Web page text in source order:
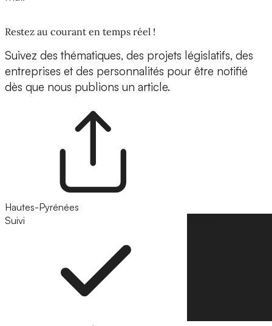
Restez au courant en temps réel !
Suivez des thématiques, des projets législatifs, des
entreprises et des personnalités pour être notifié
dès que nous publions un article.
Hautes-Pyrénées
Suivi